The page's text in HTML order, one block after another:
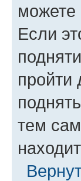
можете
Если
пройти
тем